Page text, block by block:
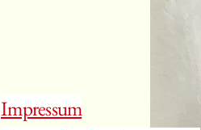
Impressum